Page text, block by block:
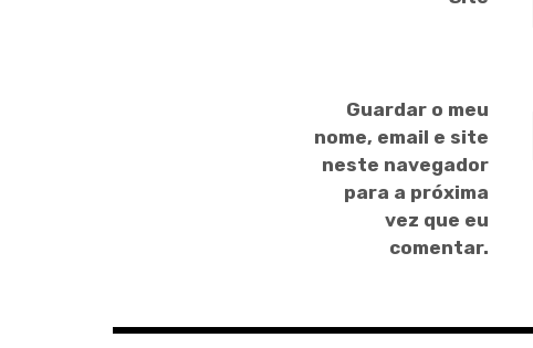
Guardar o meu
nome, email e site
neste navegador
para a próxima
vez que eu
comentar.